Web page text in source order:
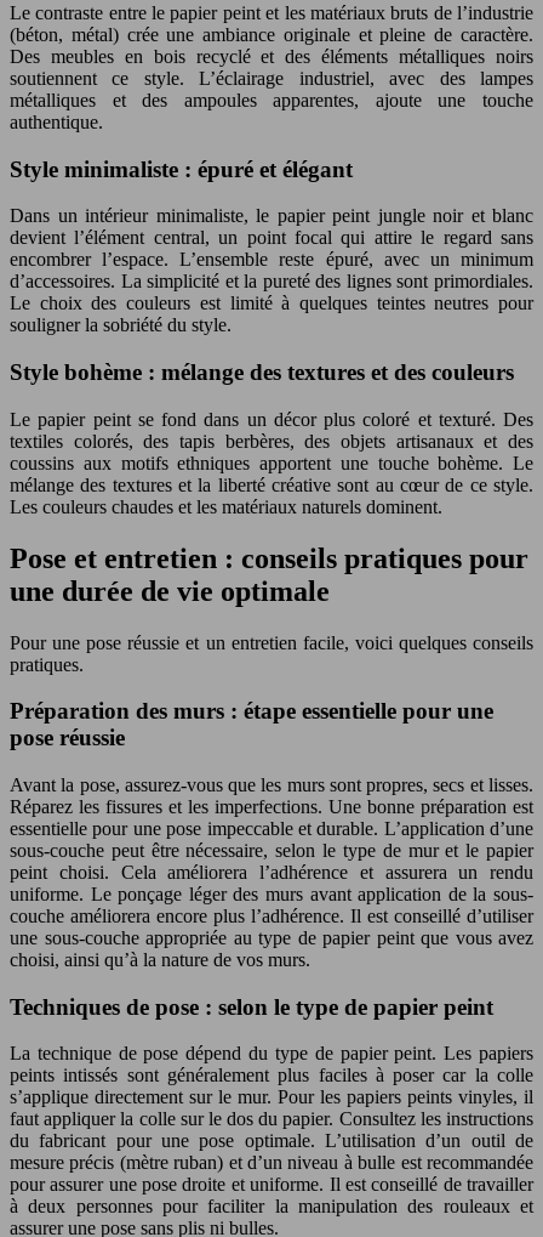
Le contraste entre le papier peint et les matériaux bruts de l’industrie
(béton, métal) crée une ambiance originale et pleine de caractère.
Des meubles en bois recyclé et des éléments métalliques noirs
soutiennent ce style. L’éclairage industriel, avec des lampes
métalliques et des ampoules apparentes, ajoute une touche
authentique.
Style minimaliste : épuré et élégant
Dans un intérieur minimaliste, le papier peint jungle noir et blanc
devient l’élément central, un point focal qui attire le regard sans
encombrer l’espace. L’ensemble reste épuré, avec un minimum
d’accessoires. La simplicité et la pureté des lignes sont primordiales.
Le choix des couleurs est limité à quelques teintes neutres pour
souligner la sobriété du style.
Style bohème : mélange des textures et des couleurs
Le papier peint se fond dans un décor plus coloré et texturé. Des
textiles colorés, des tapis berbères, des objets artisanaux et des
coussins aux motifs ethniques apportent une touche bohème. Le
mélange des textures et la liberté créative sont au cœur de ce style.
Les couleurs chaudes et les matériaux naturels dominent.
Pose et entretien : conseils pratiques pour
une durée de vie optimale
Pour une pose réussie et un entretien facile, voici quelques conseils
pratiques.
Préparation des murs : étape essentielle pour une
pose réussie
Avant la pose, assurez-vous que les murs sont propres, secs et lisses.
Réparez les fissures et les imperfections. Une bonne préparation est
essentielle pour une pose impeccable et durable. L’application d’une
sous-couche peut être nécessaire, selon le type de mur et le papier
peint choisi. Cela améliorera l’adhérence et assurera un rendu
uniforme. Le ponçage léger des murs avant application de la sous-
couche améliorera encore plus l’adhérence. Il est conseillé d’utiliser
une sous-couche appropriée au type de papier peint que vous avez
choisi, ainsi qu’à la nature de vos murs.
Techniques de pose : selon le type de papier peint
La technique de pose dépend du type de papier peint. Les papiers
peints intissés sont généralement plus faciles à poser car la colle
s’applique directement sur le mur. Pour les papiers peints vinyles, il
faut appliquer la colle sur le dos du papier. Consultez les instructions
du fabricant pour une pose optimale. L’utilisation d’un outil de
mesure précis (mètre ruban) et d’un niveau à bulle est recommandée
pour assurer une pose droite et uniforme. Il est conseillé de travailler
à deux personnes pour faciliter la manipulation des rouleaux et
assurer une pose sans plis ni bulles.